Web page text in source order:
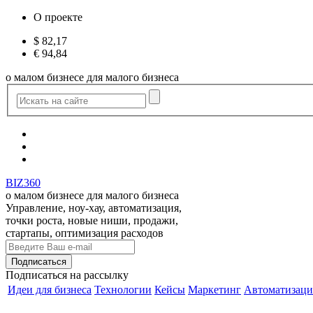
О проекте
$ 82,17
€ 94,84
о малом бизнесе для малого бизнеса
BIZ360
о малом бизнесе для малого бизнеса
Управление, ноу-хау, автоматизация,
точки роста, новые ниши, продажи,
стартапы, оптимизация расходов
Подписаться на рассылку
Идеи для бизнеса Технологии Кейсы Маркетинг